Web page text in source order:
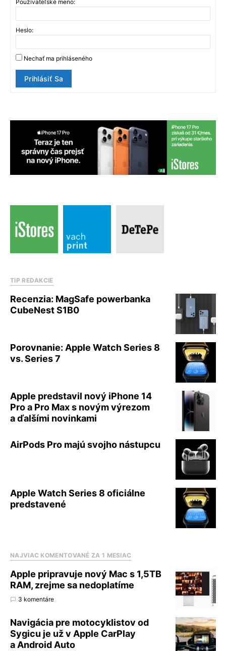
Používateľské meno:
Heslo:
Nechať ma prihláseného
Prihlásiť Sa
TIP REDAKCIE
Recenzia: MagSafe powerbanka
CubeNest S1B0
Porovnanie: Apple Watch Series 8
vs. Series 7
Apple predstavil nový iPhone 14
Pro a Pro Max s novým výrezom
a ďalšími novinkami
AirPods Pro majú svojho nástupcu
Apple Watch Series 8 oficiálne
predstavené
NAJVIAC KOMENTOVANÉ ZA 1 MESIAC
Apple pripravuje nový Mac s 1,5TB
RAM, zrejme sa nedoplatíme
3 komentáre
Navigácia pre motocyklistov od
Sygicu je už v Apple CarPlay
a Android Auto